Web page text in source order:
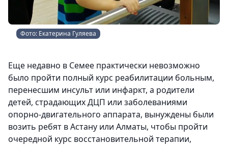
Фото: Екатерина Гуляева
Еще недавно в Семее практически невозможно
было пройти полный курс реабилитации больным,
перенесшим инсульт или инфаркт, а родители
детей, страдающих ДЦП или заболеваниями
опорно-двигательного аппарата, вынуждены были
возить ребят в Астану или Алматы, чтобы пройти
очередной курс восстановительной терапии,